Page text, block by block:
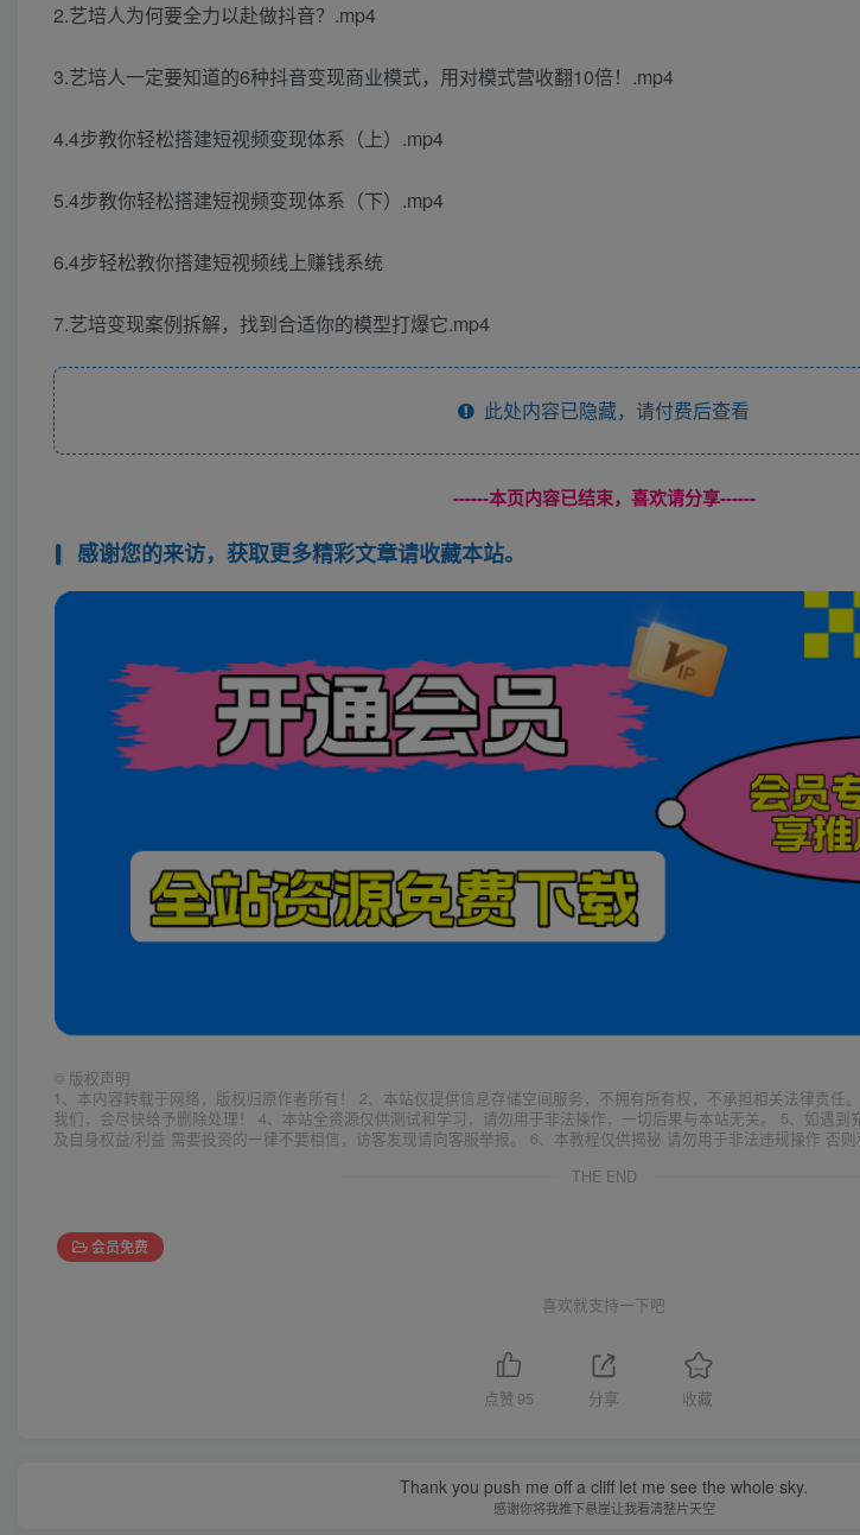
2.艺培人为何要全力以赴做抖音？.mp4
3.艺培人一定要知道的6种抖音变现商业模式，用对模式营收翻10倍！.mp4
4.4步教你轻松搭建短视频变现体系（上）.mp4
5.4步教你轻松搭建短视频变现体系（下）.mp4
6.4步轻松教你搭建短视频线上赚钱系统
7.艺培变现案例拆解，找到合适你的模型打爆它.mp4
此处内容已隐藏，请付费后查看
------本页内容已结束，喜欢请分享------
感谢您的来访，获取更多精彩文章请收藏本站。
© 版权声明
1、本内容转载于网络，版权归原作者所有！ 2、本站仅提供信息存储空间服务，不拥有所有权，不承担相关法律责任
我们，会尽快给予删除处理！ 4、本站全资源仅供测试和学习，请勿用于非法操作，一切后果与本站无关。 5、如遇
及自身权益/利益 需要投资的一律不要相信，访客发现请向客服举报。 6、本教程仅供揭秘 请勿用于非法违规操作 否
THE END
会员免费
喜欢就支持一下吧
点赞 95 分享 收藏
Thank you push me off a cliff let me see the whole sky.
感谢你将我推下悬崖让我看清整片天空